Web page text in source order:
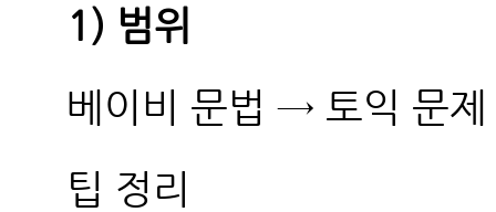
1) 범위
베이비 문법 → 토익 문
팁 정리